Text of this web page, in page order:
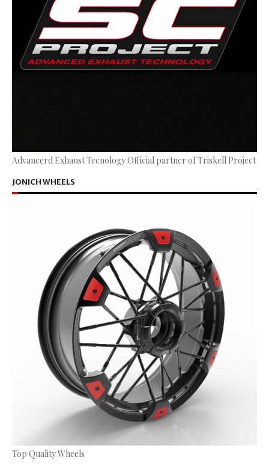
Advancerd Exhaust Tecnology Official partner of Triskell Project
JONICH WHEELS
Top Quality Wheels